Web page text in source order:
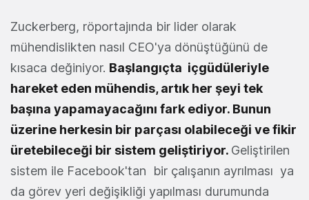
Zuckerberg, röportajında bir lider olarak
mühendislikten nasıl CEO'ya dönüştüğünü de
kısaca değiniyor. Başlangıçta içgüdüleriyle
hareket eden mühendis, artık her şeyi tek
başına yapamayacağını fark ediyor. Bunun
üzerine herkesin bir parçası olabileceği ve fikir
üretebileceği bir sistem geliştiriyor. Geliştirilen
sistem ile Facebook'tan bir çalışanın ayrılması ya
da görev yeri değişikliği yapılması durumunda